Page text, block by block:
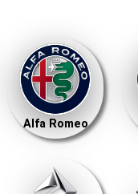
Alfa Romeo